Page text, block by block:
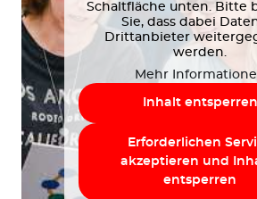
Schaltfläche unten. Bitte
Sie, dass dabei
Drittanbieter
werden.
Mehr
Inhalt entsperren
Erforderlichen
akzeptieren und
entsperren